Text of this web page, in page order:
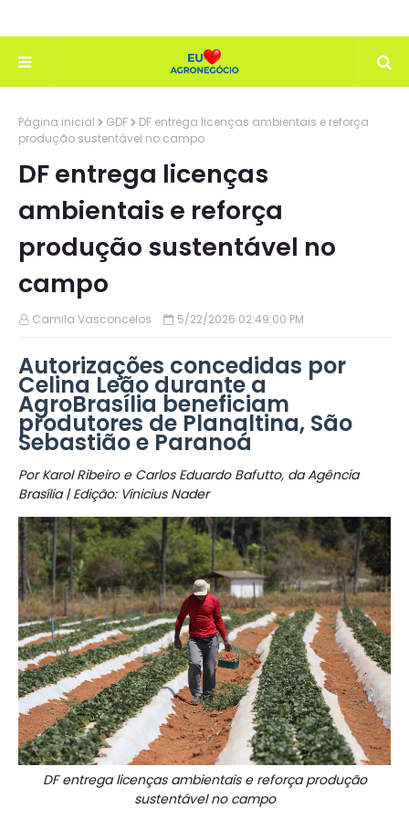
Página inicial GDF
DF entrega licenças ambientais e reforça
produção sustentável no campo
DF entrega licenças
ambientais e reforça
produção sustentável no
campo
Camila Vasconcelos 5/22/2026 02:49:00 PM
Autorizações concedidas por
Celina Leão durante a
AgroBrasília beneficiam
produtores de Planaltina, São
Sebastião e Paranoá
Por Karol Ribeiro e Carlos Eduardo Bafutto, da Agência
Brasília | Edição: Vinicius Nader
DF entrega licenças ambientais e reforça produção
sustentável no campo